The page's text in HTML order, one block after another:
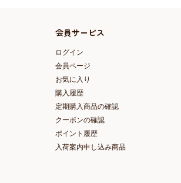
会員サービス
ログイン
会員ページ
お気に入り
購入履歴
定期購入商品の確認
クーポンの確認
ポイント履歴
入荷案内申し込み商品